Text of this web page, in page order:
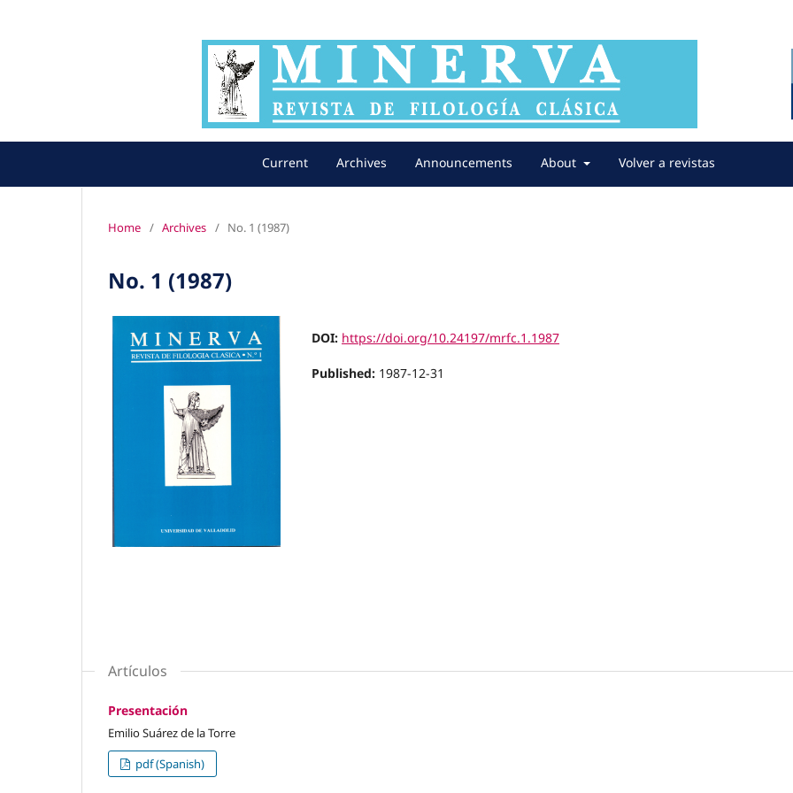
Current Archives Announcements About Volver a revistas
Home / Archives / No. 1 (1987)
No. 1 (1987)
DOI: https://doi.org/10.24197/mrfc.1.1987
Published: 1987-12-31
Artículos
Presentación
Emilio Suárez de la Torre
pdf (Spanish)